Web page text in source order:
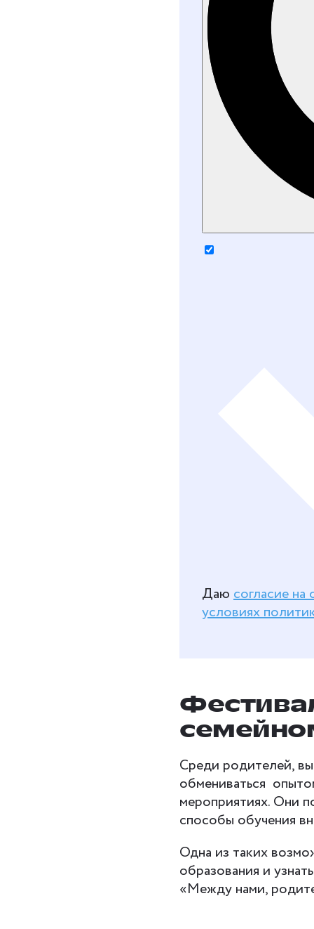
Даю согласие
условиях
Среди родителей,
обмениваться
мероприятиях. Они
способы обучения
Одна из таких
образования и
«Между нами,